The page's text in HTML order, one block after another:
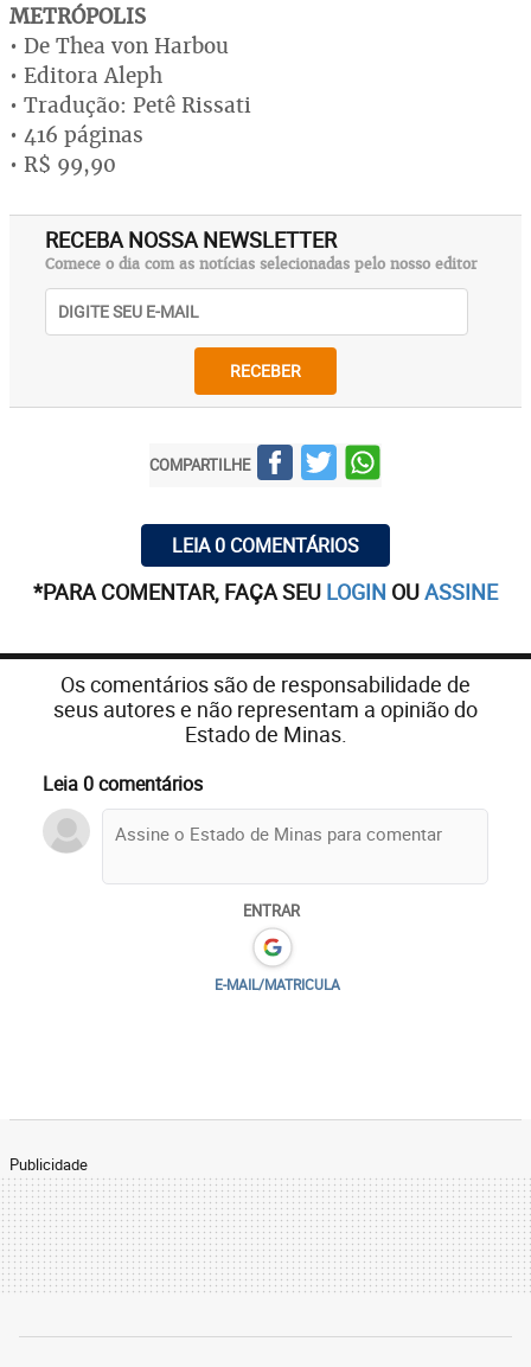
METRÓPOLIS
• De Thea von Harbou
• Editora Aleph
• Tradução: Petê Rissati
• 416 páginas
• R$ 99,90
RECEBA NOSSA NEWSLETTER
Comece o dia com as notícias selecionadas pelo nosso editor
RECEBER
COMPARTILHE
LEIA 0 COMENTÁRIOS
*PARA COMENTAR, FAÇA SEU LOGIN OUASSINE
Os comentários são de responsabilidade de
seus autores e não representam a opinião do
Estado de Minas.
Leia 0 comentários
ENTRAR
E-MAIL/MATRICULA
Publicidade